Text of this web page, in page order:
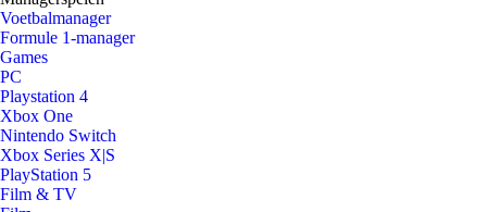
Voetbalmanager
Formule 1-manager
Games
PC
Playstation 4
Xbox One
Nintendo Switch
Xbox Series X|S
PlayStation 5
Film & TV